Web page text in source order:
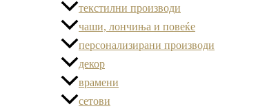
текстилни производи
чаши, лончиња и повеќе
персонализирани производи
декор
врамени
сетови